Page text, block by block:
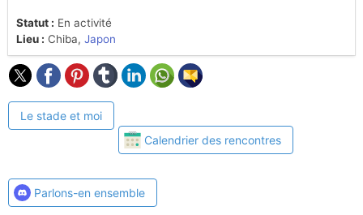
Statut : En activité
Lieu : Chiba, Japon
Le stade et moi
Calendrier des rencontres
Parlons-en ensemble